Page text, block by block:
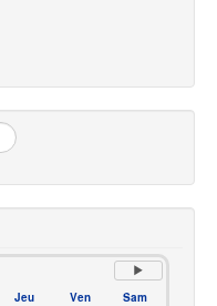
Jeu Ven
Sam